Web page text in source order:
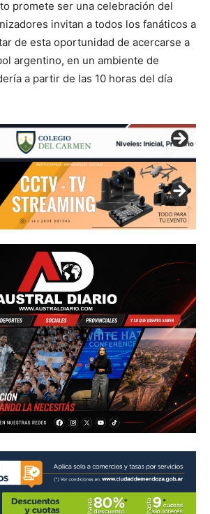
promete ser una celebración del
invitan a todos los fanáticos a
de esta oportunidad de acercarse a
argentino, en un ambiente de
a partir de las 10 horas del día